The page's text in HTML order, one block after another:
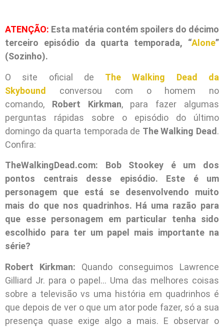
ATENÇÃO: Esta matéria contém spoilers do décimo
terceiro episódio da quarta temporada, “Alone”
(Sozinho).
O site oficial de The Walking Dead da
Skybound conversou com o homem no
comando, Robert Kirkman, para fazer algumas
perguntas rápidas sobre o episódio do último
domingo da quarta temporada de The Walking Dead.
Confira:
TheWalkingDead.com: Bob Stookey é um dos
pontos centrais desse episódio. Este é um
personagem que está se desenvolvendo muito
mais do que nos quadrinhos. Há uma razão para
que esse personagem em particular tenha sido
escolhido para ter um papel mais importante na
série?
Robert Kirkman: Quando conseguimos Lawrence
Gilliard Jr. para o papel… Uma das melhores coisas
sobre a televisão vs uma história em quadrinhos é
que depois de ver o que um ator pode fazer, só a sua
presença quase exige algo a mais. E observar o